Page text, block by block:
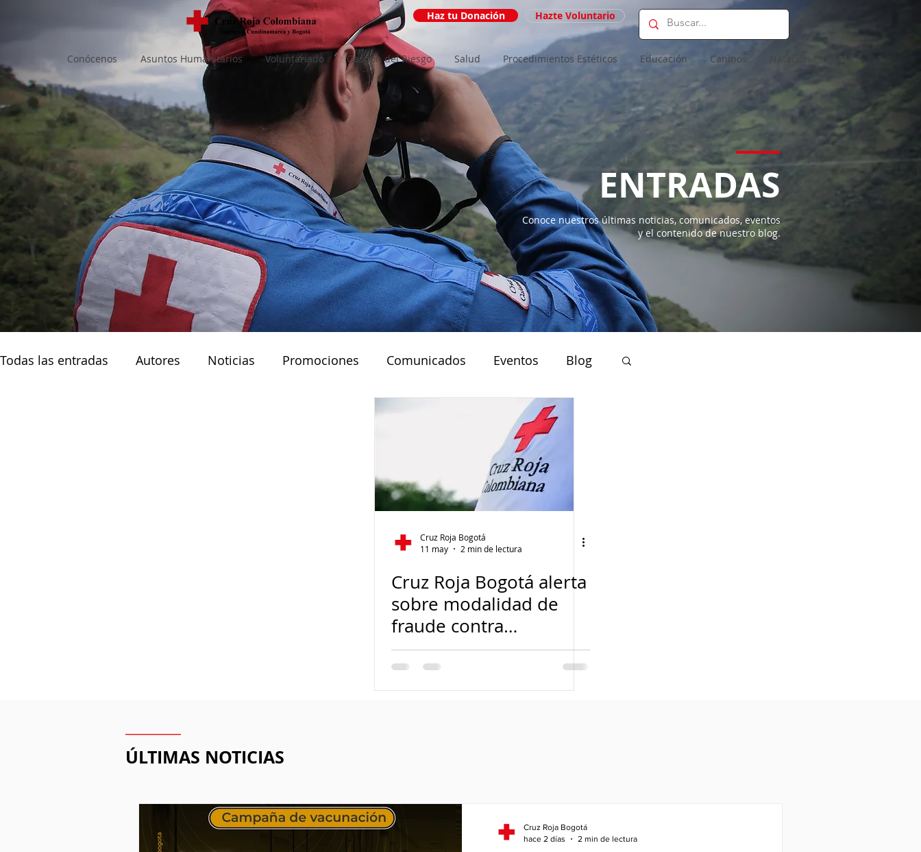
Haz tu Donación Hazte Voluntario
Conócenos Asuntos Humanitarios Voluntariado Gestión del Riesgo Salud Procedimientos Estéticos Educación Caninos MÁS
ENTRADAS
Conoce nuestros últimas noticias, comunicados, eventos
y el contenido de nuestro blog.
Todas las entradas Autores Noticias Promociones Comunicados Eventos Blog
Cruz Roja Bogotá
11 may
2 min de lectura
Cruz Roja Bogotá alerta
sobre modalidad de
fraude contra
emprendedores y
proveedores
ÚLTIMAS NOTICIAS
Cruz Roja Bogotá
hace 2 días
2 min de lectura